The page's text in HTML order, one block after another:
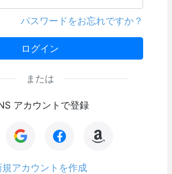
パスワードをお忘れですか？
ログイン
または
アカウントで登録
規アカウントを作成